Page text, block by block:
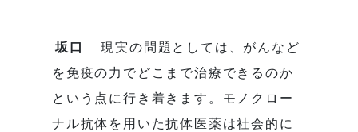
坂口
現実の問題としては、がんなど
を免疫の力でどこまで治療できるのか
という点に行き着きます。モノクロー
ナル抗体を用いた抗体医薬は社会的に